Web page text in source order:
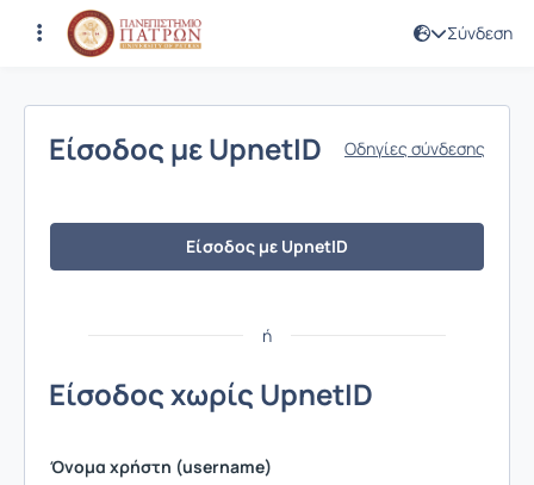
Σύνδεση
Σύνδεση
Είσοδος με UpnetID Οδηγίες σύνδεσης
Είσοδος με UpnetID
ή
Είσοδος χωρίς UpnetID
Όνομα χρήστη (username)